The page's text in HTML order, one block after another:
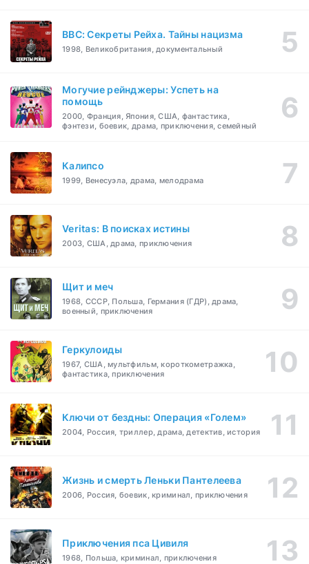
BBC: Секреты Рейха. Тайны нацизма
1998, Великобритания, документальный
Могучие рейнджеры: Успеть на
помощь
2000, Франция, Япония, США, фантастика,
фэнтези, боевик, драма, приключения, семейный
Калипсо
1999, Венесуэла, драма, мелодрама
Veritas: В поисках истины
2003, США, драма, приключения
Щит и меч
1968, СССР, Польша, Германия (ГДР), драма,
военный, приключения
Геркулоиды
1967, США, мультфильм, короткометражка,
фантастика, приключения
Ключи от бездны: Операция «Голем»
2004, Россия, триллер, драма, детектив, история
Жизнь и смерть Леньки Пантелеева
2006, Россия, боевик, криминал, приключения
Приключения пса Цивиля
1968, Польша, криминал, приключения